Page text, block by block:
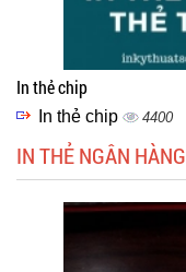
In thẻ chip
In thẻ chip 4400
IN THẺ NGÂN HÀNG